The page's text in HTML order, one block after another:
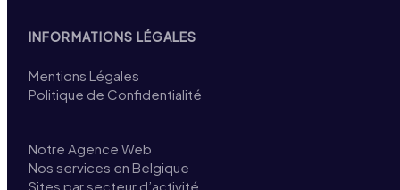
INFORMATIONS LÉGALES
Mentions Légales
Politique de Confidentialité
Notre Agence Web
Nos services en Belgique
Sites par secteur d’activité